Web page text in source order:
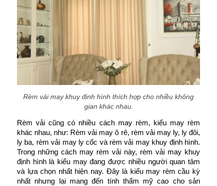
Rèm vải may khuy định hình thích hợp cho nhiều không
gian khác nhau.
Rèm vải cũng có nhiều cách may rèm, kiểu may rèm
khác nhau, như: Rèm vải may ô rê, rèm vải may ly, ly đôi,
ly ba, rèm vải may ly cốc và rèm vải may khuy định hình.
Trong những cách may rèm vải này, rèm vải may khuy
định hình là kiểu may đang được nhiều người quan tâm
và lựa chọn nhất hiện nay. Đây là kiểu may rèm cầu kỳ
nhất nhưng lại mang đến tính thẩm mỹ cao cho sản